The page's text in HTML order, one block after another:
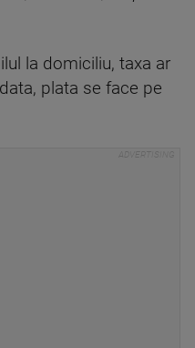
la domiciliu, taxa ar
plata se face pe